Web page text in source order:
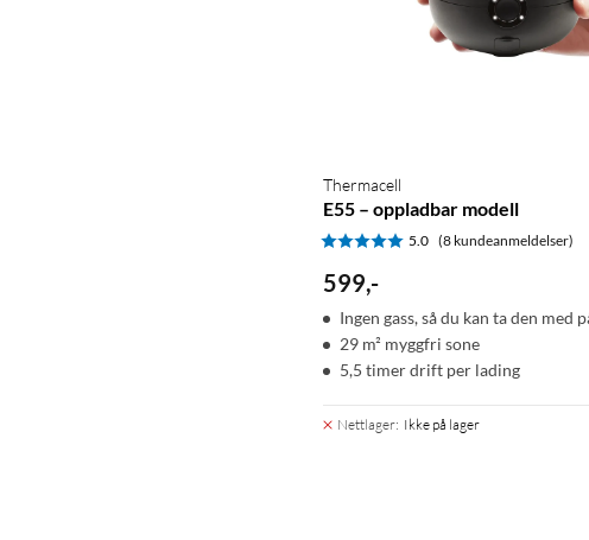
Thermacell
E55 – oppladbar modell
5.0 (8 kundeanmeldelser)
599,-
Ingen gass, så du kan ta den med
29 m² myggfri sone
5,5 timer drift per lading
Nettlager: Ikke på lager